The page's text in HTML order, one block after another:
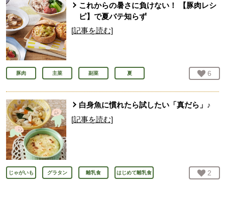
これからの暑さに負けない！ 【豚肉レシ
ピ】で夏バテ知らず
[記事を読む]
豚肉 主菜 副菜 夏 お気
6
白身魚に慣れたら試したい「真だら」♪
[記事を読む]
じゃがいも グラタン 離乳食 はじめて離乳食 お気
2